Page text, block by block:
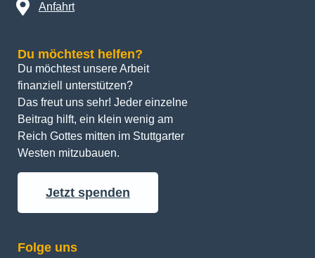
Anfahrt
Du möchtest helfen?
Du möchtest unsere Arbeit
finanziell unterstützen?
Das freut uns sehr! Jeder einzelne
Beitrag hilft, ein klein wenig am
Reich Gottes mitten im Stuttgarter
Westen mitzubauen.
Jetzt spenden
Folge uns